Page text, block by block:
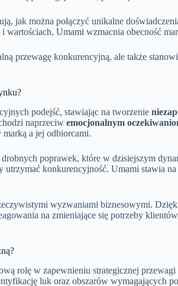
jak można połączyć unikalne
Umami wzmacnia obecność
przewagę konkurencyjną, ale także
podejść, stawiając na tworzenie
naprzeciw emocjonalnym
marką a jej odbiorcami.
poprawek, które w dzisiejszym
utrzymać konkurencyjność. Umami stawia na
wyzwaniami biznesowymi.
na zmieniające się potrzeby
rolę w zapewnieniu strategicznej przewagi
luk oraz obszarów wymagających